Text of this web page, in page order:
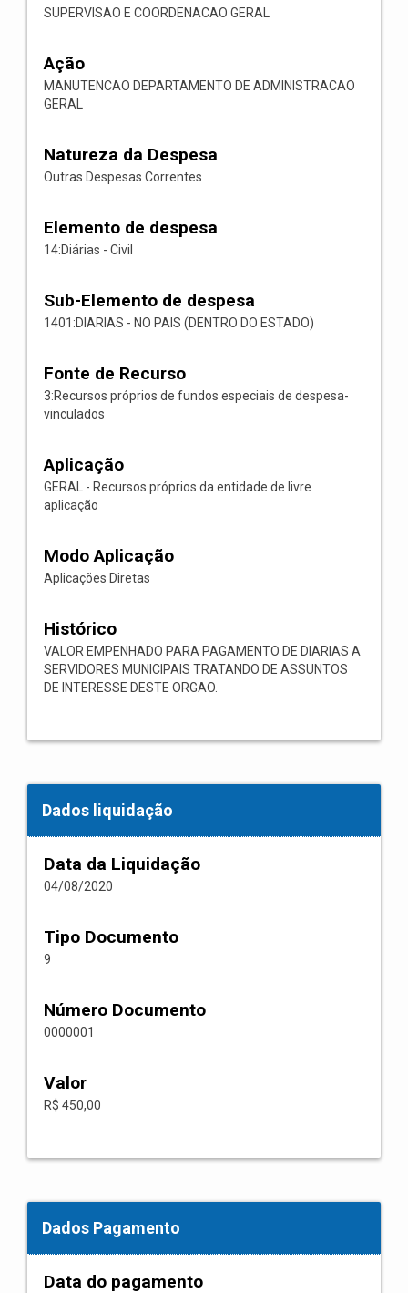
SUPERVISAO E COORDENACAO GERAL
Ação
MANUTENCAO DEPARTAMENTO DE ADMINISTRACAO
GERAL
Natureza da Despesa
Outras Despesas Correntes
Elemento de despesa
14:Diárias - Civil
Sub-Elemento de despesa
1401:DIARIAS - NO PAIS (DENTRO DO ESTADO)
Fonte de Recurso
3:Recursos próprios de fundos especiais de despesa-
vinculados
Aplicação
GERAL - Recursos próprios da entidade de livre
aplicação
Modo Aplicação
Aplicações Diretas
Histórico
VALOR EMPENHADO PARA PAGAMENTO DE DIARIAS A
SERVIDORES MUNICIPAIS TRATANDO DE ASSUNTOS
DE INTERESSE DESTE ORGAO.
Dados liquidação
Data da Liquidação
04/08/2020
Tipo Documento
9
Número Documento
0000001
Valor
R$ 450,00
Dados Pagamento
Data do pagamento